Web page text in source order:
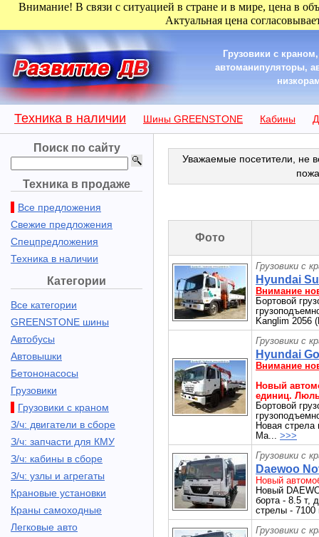
Внимание! В связи с ситуацией в стране и в мире, цена в
Актуальная цена
Грузовики с
автоманипуляторы,
Техника в наличии Шины GREENSTONE Кабины
Поиск по сайту
Техника в продаже
Все предложения
Свежие предложения
Спецпредложения
Техника в наличии
Категории
Все категории
GREENSTONE шины
Автобусы
Автовышки
Бетононасосы
Грузовики
Грузовики с краном
З/ч: двигатели в сборе
З/ч: запчасти для КМУ
З/ч: кабины в сборе
З/ч: узлы и агрегаты
Крановые установки
Краны самоходные
Легковые авто
Уважаемые посетители, не
Фото
Грузовики с
Hyundai
Внимание
Бортовой
Kanglim
Грузовики с
Hyundai
Внимание
Новый
единиц.
Бортовой
Новая стрела
Ма... >>>
Грузовики с
Daewoo
Новый
Новый
борта - 8.5 т,
стрелы - 7100
Грузовики с